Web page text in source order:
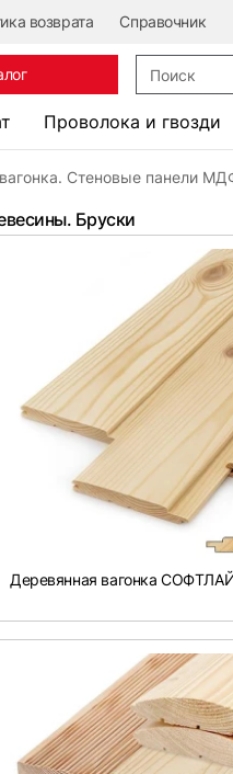
возврата Справочник
Проволока и гвозди
Стеновые панели
Бруски
Деревянная вагонка